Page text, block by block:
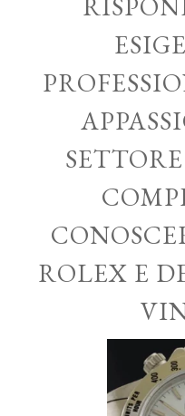
ROLEX E